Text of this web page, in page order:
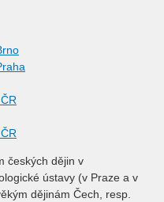
českých dějin v
ústavy (v Praze a v
dějinám Čech, resp.